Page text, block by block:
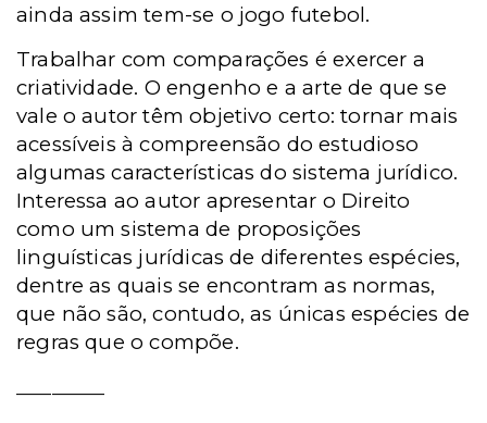
ainda assim tem-se o jogo futebol.
Trabalhar com comparações é exercer a
criatividade. O engenho e a arte de que se
vale o autor têm objetivo certo: tornar mais
acessíveis à compreensão do estudioso
algumas características do sistema jurídico.
Interessa ao autor apresentar o Direito
como um sistema de proposições
linguísticas jurídicas de diferentes espécies,
dentre as quais se encontram as normas,
que não são, contudo, as únicas espécies de
regras que o compõe.